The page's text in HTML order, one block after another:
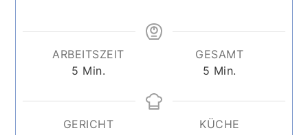
ARBEITSZEIT
5 Minuten
Min.
GESAMT
5 Minuten
Min.
GERICHT
KÜCHE